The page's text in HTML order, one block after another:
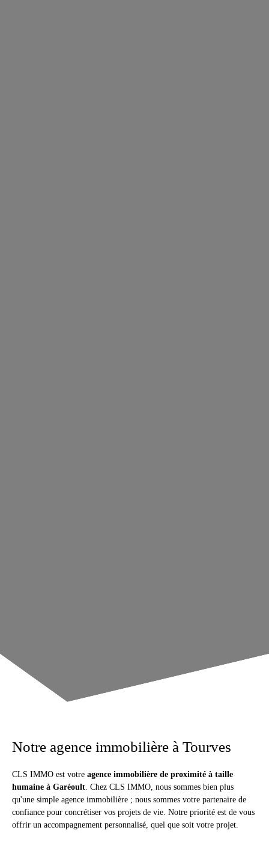
Notre agence immobilière à Tourves
CLS IMMO est votre agence immobilière de proximité à taille
humaine à Garéoult . Chez CLS IMMO, nous sommes bien plus
qu'une simple agence immobilière ; nous sommes votre partenaire de
confiance pour concrétiser vos projets de vie. Notre priorité est de vous
offrir un accompagnement personnalisé, quel que soit votre projet.